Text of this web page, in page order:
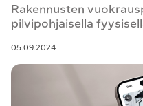
Rakennusten
pilvipohjaisella
05.09.2024